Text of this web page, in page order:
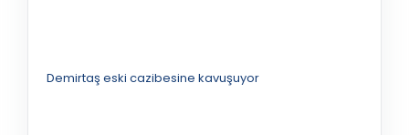
Demirtaş eski cazibesine kavuşuyor